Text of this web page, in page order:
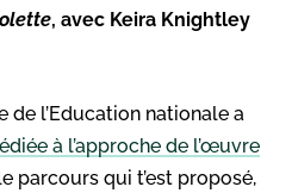
, avec Keira Knightley
de l’Education nationale a
à l’approche de l’œuvre
parcours qui t’est proposé,